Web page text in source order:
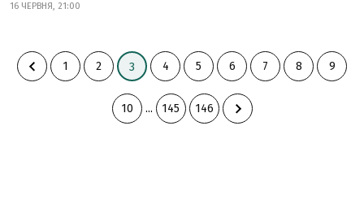
16 ЧЕРВНЯ, 21:00
1 2 3 4 5 6 7 8 9
10 ... 145 146